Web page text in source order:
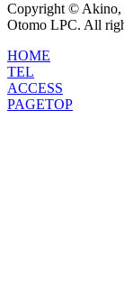
Copyright © Akino,
Otomo LPC. All
HOME
TEL
ACCESS
PAGETOP